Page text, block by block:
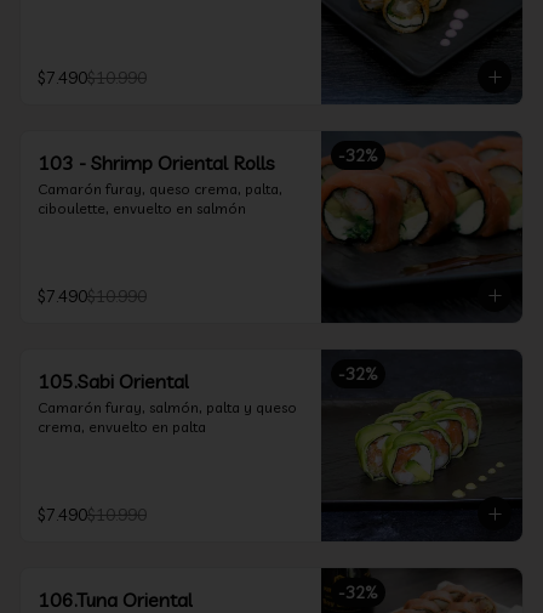
$7.490$10.990
-32%
103 - Shrimp Oriental Rolls
Camarón furay, queso crema, palta,
ciboulette, envuelto en salmón
$7.490$10.990
-32%
105.Sabi Oriental
Camarón furay, salmón, palta y queso
crema, envuelto en palta
$7.490$10.990
-32%
106.Tuna Oriental